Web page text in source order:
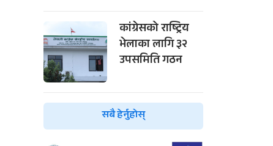
कांग्रेसको राष्ट्रिय
भेलाका लागि ३२
उपसमिति गठन
सबै हेर्नुहोस्